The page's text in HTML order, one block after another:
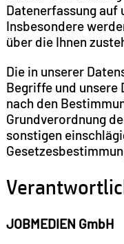
Datenerfassung auf
Insbesondere
über die Ihnen
Die in unserer
Begriffe und
nach den
Grundverordnung
sonstigen
JOBMEDIEN GmbH